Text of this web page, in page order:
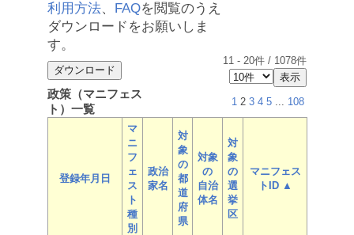
利用方法、 FAQを閲覧のうえ
ダウンロードをお願いしま
す。
11 - 20件 / 1078件
政策（マニフェス
ト）一覧
1 2 3 4 5 ... 108
登録年月日
マ
ニ
フ
ェ
ス
ト
種
別
政治
家名
対
象
の
都
道
府
県
対象
の
自治
体名
対
象
の
選
挙
区
マニフェス
トID ▲